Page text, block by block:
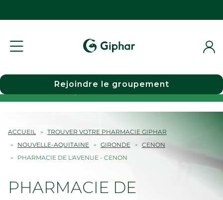
Choisir une pharmacie
Rejoindre le groupement
ACCUEIL
TROUVER VOTRE PHARMACIE GIPHAR
NOUVELLE-AQUITAINE
GIRONDE
CENON
PHARMACIE DE L'AVENUE - CENON
PHARMACIE DE